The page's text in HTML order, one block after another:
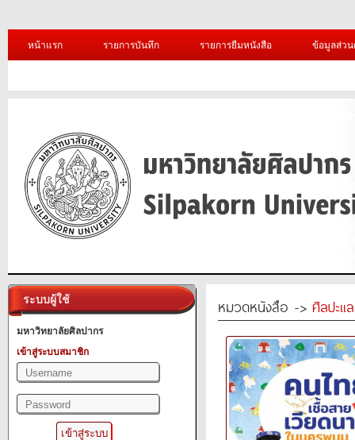
หน้าแรก รายการบันทึก รายการยืมหนังสือ ข้อมูลส่ว
ระบบผู้ใช้
มหาวิทยาลัยศิลปากร
เข้าสู่ระบบสมาชิก
หมวดหนังสือ -> ศิลปะแ